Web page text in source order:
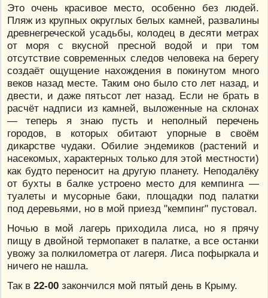
Это очень красивое место, особенно без людей.
Пляж из крупных округлых белых камней, развалины
древнегреческой усадьбы, колодец в десяти метрах
от моря с вкусной пресной водой и при том
отсутствие современных следов человека на берегу
создаёт ощущение нахождения в покинутом много
веков назад месте. Таким оно было сто лет назад, и
двести, и даже пятьсот лет назад. Если не брать в
расчёт надписи из камней, выложенные на склонах
— теперь я знаю пусть и неполный перечень
городов, в которых обитают упорные в своём
дикарстве чудаки. Обилие эндемиков (растений и
насекомых, характерных только для этой местности)
как будто переносит на другую планету. Неподалёку
от бухты в балке устроено место для кемпинга —
туалеты и мусорные баки, площадки под палатки
под деревьями, но в мой приезд "кемпинг" пустовал.
Ночью в мой лагерь приходила лиса, но я прячу
пищу в двойной термопакет в палатке, а все останки
увожу за полкилометра от лагеря. Лиса пофыркала и
ничего не нашла.
Так в 22-00 закончился мой пятый день в Крыму.